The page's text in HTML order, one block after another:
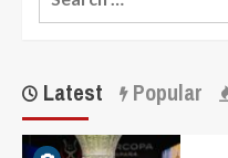
Latest Popular